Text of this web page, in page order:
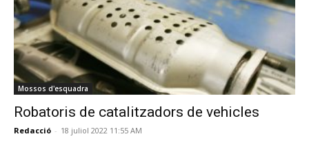
Mossos d'esquadra
Robatoris de catalitzadors de vehicles
Redacció - 18 juliol 2022 11:55 AM